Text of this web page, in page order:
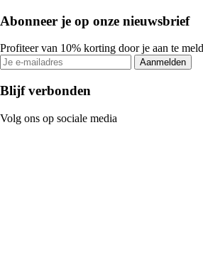
Abonneer je op onze nieuwsbrief
Profiteer van 10% korting door je aan te
Aanmelden
Blijf verbonden
Volg ons op sociale media